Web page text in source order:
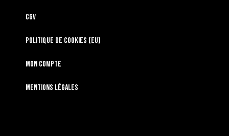
CGV
Politique de cookies (EU)
Mon compte
Mentions légales